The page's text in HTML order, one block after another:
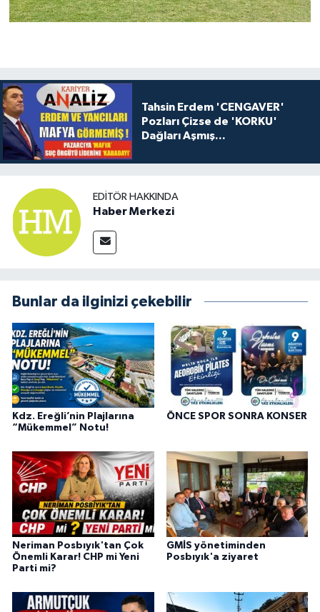
Tahsin Erdem 'CENGAVER'
Pozları Çizse de 'KORKU'
Dağları Aşmış...
EDITÖR HAKKINDA
Haber Merkezi
Bunlar da ilginizi çekebilir
Kdz. Ereğli’nin Plajlarına
“Mükemmel” Notu!
ÖNCE SPOR SONRA KONSER
Neriman Posbıyık'tan Çok
Önemli Karar! CHP mi Yeni
Parti mi?
GMİS yönetiminden
Posbıyık'a ziyaret